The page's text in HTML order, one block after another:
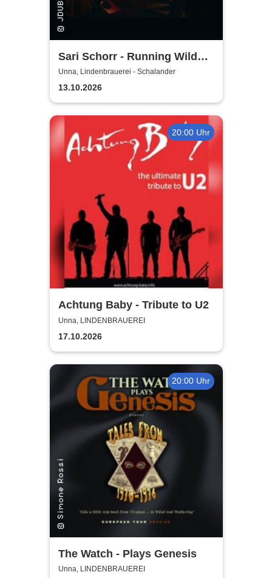
Sari Schorr - Running Wild
Tour 2026
Unna, Lindenbrauerei - Schalander
13.10.2026
20:00 Uhr
Achtung Baby - Tribute to U2
Unna, LINDENBRAUEREI
17.10.2026
20:00 Uhr
The Watch - Plays Genesis
Unna, LINDENBRAUEREI